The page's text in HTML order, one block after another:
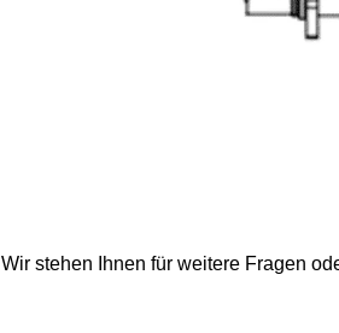
Wir stehen Ihnen für weitere Fragen